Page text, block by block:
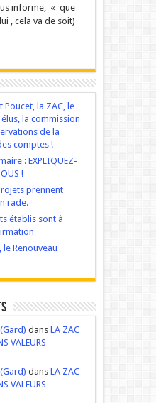
informe, « que
, cela va de soit)
Poucet, la ZAC, le
la commission
de la
comptes !
: EXPLIQUEZ-
!
prennent
rade.
établis sont à
le Renouveau
dans LA ZAC
VALEURS
dans LA ZAC
VALEURS